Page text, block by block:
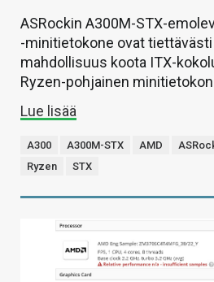
ASRockin A300M-STX-
-minitietokone ovat
mahdollisuus koota ITX-
Ryzen-pohjainen
Lue lisää
A300 A300M-STX AMD
Ryzen
STX